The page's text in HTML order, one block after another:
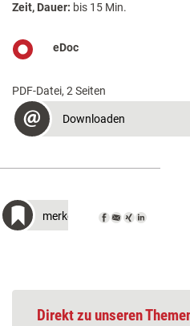
Zeit, Dauer: bis 15 Min.
eDoc
PDF-Datei, 2 Seiten
Downloaden
merken
Direkt zu unseren